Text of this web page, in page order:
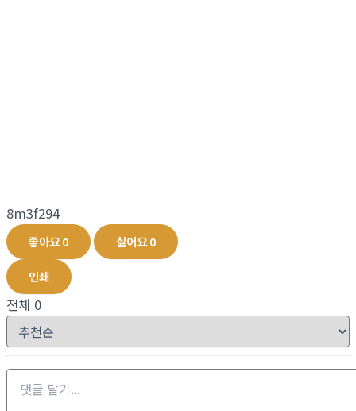
8m3f294
좋아요0 싫어요0
인쇄
전체 0